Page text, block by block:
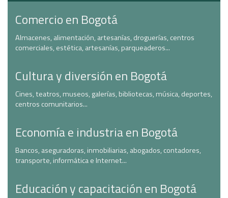
Comercio en Bogotá
Almacenes, alimentación, artesanías, droguerías, centros
comerciales, estética, artesanías, parqueaderos...
Cultura y diversión en Bogotá
Cines, teatros, museos, galerías, bibliotecas, música, deportes,
centros comunitarios...
Economía e industria en Bogotá
Bancos, aseguradoras, inmobiliarias, abogados, contadores,
transporte, informática e Internet...
Educación y capacitación en Bogotá